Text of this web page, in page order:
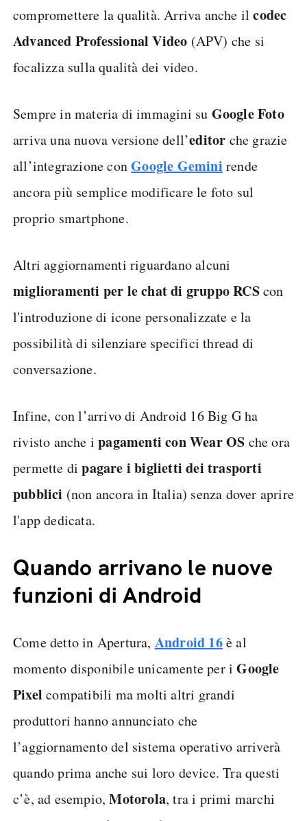
compromettere la qualità. Arriva anche ilcodec
Advanced Professional Video (APV) che si
focalizza sulla qualità dei video.
Sempre in materia di immagini su Google Foto
arriva una nuova versione dell’editor che grazie
all’integrazione conGoogle Gemini rende
ancora più semplice modificare le foto sul
proprio smartphone.
Altri aggiornamenti riguardano alcuni
miglioramenti per le chat di gruppo RCScon
l'introduzione di icone personalizzate e la
possibilità di silenziare specifici thread di
conversazione.
Infine, con l’arrivo di Android 16 Big G ha
rivisto anche ipagamenti con Wear OS che ora
permette dipagare i biglietti dei trasporti
pubblici (non ancora in Italia) senza dover aprire
l'app dedicata.
Quando arrivano le nuove
funzioni di Android
Come detto in Apertura, Android 16è al
momento disponibile unicamente per iGoogle
Pixelcompatibili ma molti altri grandi
produttori hanno annunciato che
l’aggiornamento del sistema operativo arriverà
quando prima anche sui loro device. Tra questi
c’è, ad esempio, Motorola, tra i primi marchi